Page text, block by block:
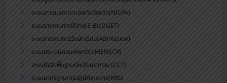
ระบบสารสนเทศยาเสพติดจังหวัด(NISPA)
ระบบรายงานการใช้จ่าย(E-BUDGET)
ระบบรายงานการรับนักเรียน(Admission)
ระบบประเมินผลแห่งชาติ(eMENSCR)
ระบบปัจจัยพื้นฐานนักเรียนยากจน (CCT)
ระบบมาตรฐานการปฏิบัติราชการ(KRS)